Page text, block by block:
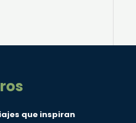
que inspiran